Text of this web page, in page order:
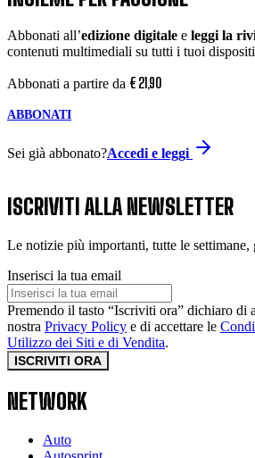
Abbonati all’edizione digitale e leggi la
contenuti multimediali su tutti i tuoi
Abbonati a partire da € 21,90
ABBONATI
Sei già abbonato?Accedi e leggi
ISCRIVITI ALLA NEWSLETTER
Le notizie più importanti, tutte le settimane,
Inserisci la tua email
Premendo il tasto “Iscriviti ora” dichiaro di
nostra Privacy Policy e di accettare le
Utilizzo dei Siti e di Vendita.
ISCRIVITI ORA
NETWORK
Auto